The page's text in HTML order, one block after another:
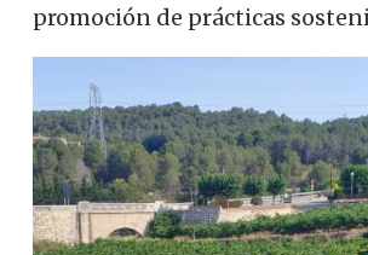
promoción de prácticas